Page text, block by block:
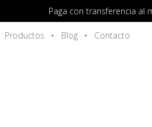
Paga con transferencia
Productos Blog Contacto